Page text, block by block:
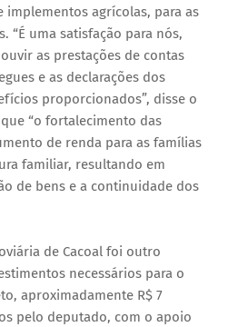
agrícolas, para as
“É uma satisfação para nós,
as prestações de contas
e as declarações dos
proporcionados”, disse o
“o fortalecimento das
de renda para as famílias
familiar, resultando em
de bens e a continuidade dos
de Cacoal foi outro
necessários para o
aproximadamente R$ 7
pelo deputado, com o apoio